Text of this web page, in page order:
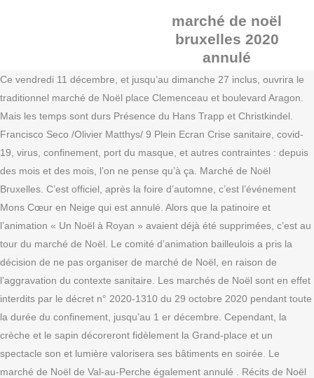
marché de noël
bruxelles 2020
annulé
Ce vendredi 11 décembre, et jusqu’au dimanche 27 inclus, ouvrira le
traditionnel marché de Noël place Clemenceau et boulevard Aragon.
Mais les temps sont durs Présence du Hans Trapp et Christkindel.
Francisco Seco /Olivier Matthys/ 9 Plein Ecran Crise sanitaire, covid-
19, virus, confinement, port du masque, et autres contraintes : depuis
des mois et des mois, l’on ne pense qu’à ça. Marché de Noël
Bruxelles. C’est officiel, après la foire d’automne, c’est l’événement
Mons Cœur en Neige qui est annulé. Alors que la patinoire et
l’animation « Un Noël à Royan » avaient déjà été supprimées, c’est au
tour du marché de Noël. Le comité d’animation bailleulois a pris la
décision de ne pas organiser de marché de Noël, en raison de
l’aggravation du contexte sanitaire. Les marchés de Noël sont en effet
interdits par le décret n° 2020-1310 du 29 octobre 2020 pendant toute
la durée du confinement, jusqu’au 1 er décembre. Cependant, la
crèche et le sapin décoreront fidèlement la Grand-place et un
spectacle son et lumière valorisera ses bâtiments en soirée. Le
marché de Noël de Val-au-Perche également annulé . Récits de Noël